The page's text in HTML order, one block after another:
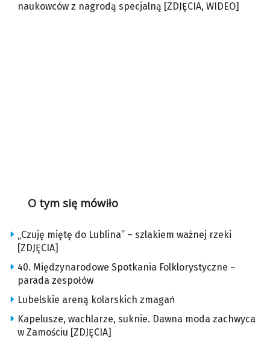
naukowców z nagrodą specjalną [ZDJĘCIA, WIDEO]
O tym się mówiło
„Czuję miętę do Lublina” – szlakiem ważnej rzeki
[ZDJĘCIA]
40. Międzynarodowe Spotkania Folklorystyczne –
parada zespołów
Lubelskie areną kolarskich zmagań
Kapelusze, wachlarze, suknie. Dawna moda zachwyca
w Zamościu [ZDJĘCIA]